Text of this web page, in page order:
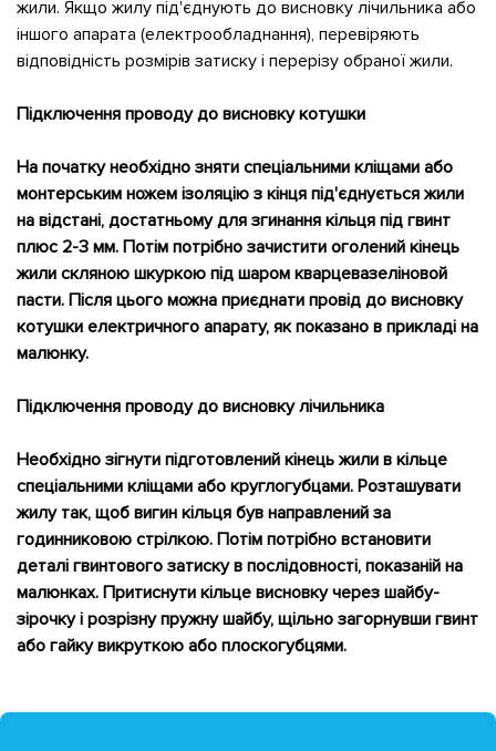
жили. Якщо жилу під'єднують до висновку лічильника або
іншого апарата (електрообладнання), перевіряють
відповідність розмірів затиску і перерізу обраної жили.
Підключення проводу до висновку котушки
На початку необхідно зняти спеціальними кліщами або
монтерським ножем ізоляцію з кінця під'єднується жили
на відстані, достатньому для згинання кільця під гвинт
плюс 2-3 мм. Потім потрібно зачистити оголений кінець
жили скляною шкуркою під шаром кварцевазеліновой
пасти. Після цього можна приєднати провід до висновку
котушки електричного апарату, як показано в прикладі на
малюнку.
Підключення проводу до висновку лічильника
Необхідно зігнути підготовлений кінець жили в кільце
спеціальними кліщами або круглогубцами. Розташувати
жилу так, щоб вигин кільця був направлений за
годинниковою стрілкою. Потім потрібно встановити
деталі гвинтового затиску в послідовності, показаній на
малюнках. Притиснути кільце висновку через шайбу-
зірочку і розрізну пружну шайбу, щільно загорнувши гвинт
або гайку викруткою або плоскогубцями.